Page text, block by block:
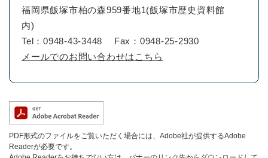
福岡県飯塚市柏の森959番地1(飯塚市歴史資料館
内)
Tel：0948-43-3448
Fax：0948-25-2930
メールでのお問い合わせはこちら
PDF形式のファイルをご覧いただく場合には、Adobe社が提供するAdobe
Readerが必要です。